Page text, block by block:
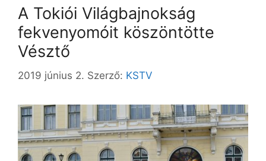
A Tokiói Világbajnokság
fekvenyomóit köszöntötte
Vésztő
2019 június 2. Szerző: KSTV